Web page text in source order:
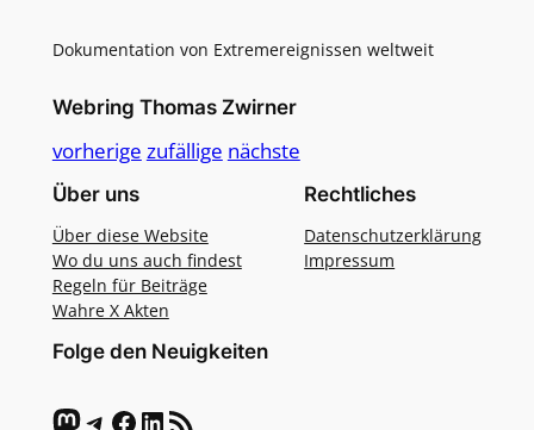
Dokumentation von Extremereignissen weltweit
Webring Thomas Zwirner
vorherige zufällige nächste
Über uns
Über diese Website
Wo du uns auch findest
Regeln für Beiträge
Wahre X Akten
Rechtliches
Datenschutzerklärung
Impressum
Folge den Neuigkeiten
Mastodon Telegram Facebook LinkedIn RSS-Feed